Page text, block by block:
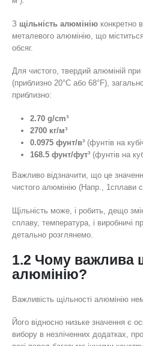
З щільність алюмінію конкретно
металевого алюмінію, що
обсяг.
Для чистого, твердий алюміній при
(приблизно 20°C або 68°F),
приблизно:
2.70 g/cm³
2700 кг/м³
0.0975 фунт/в³(фунтів на
168.5 фунт/фут³(фунтів на
Важливо відзначити, що це
чистого алюмінію (Напр., 1сплави
Щільність може, і робить, дещо
сплаву, температура, і виробничі
детально розглянемо.
1.2 Чому важлива
алюмінію?
Важливість щільності алюмінію
Його відносно низьке значення є
вибору в незліченних додатках,